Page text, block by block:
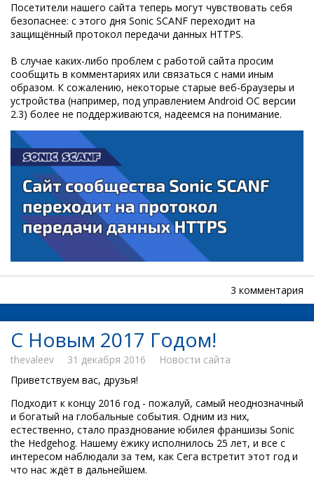
Посетители нашего сайта теперь могут чувствовать себя
безопаснее: с этого дня Sonic SCANF переходит на
защищённый протокол передачи данных HTTPS.
В случае каких-либо проблем с работой сайта просим
сообщить в комментариях или связаться с нами иным
образом. К сожалению, некоторые старые веб-браузеры и
устройства (например, под управлением Android ОС версии
2.3) более не поддерживаются, надеемся на понимание.
3 комментария
С Новым 2017 Годом!
thevaleev 31 декабря 2016
Новости сайта
Приветствуем вас, друзья!
Подходит к концу 2016 год - пожалуй, самый неоднозначный
и богатый на глобальные события. Одним из них,
естественно, стало празднование юбилея франшизы Sonic
the Hedgehog. Нашему ёжику исполнилось 25 лет, и все с
интересом наблюдали за тем, как Сега встретит этот год и
что нас ждёт в дальнейшем.